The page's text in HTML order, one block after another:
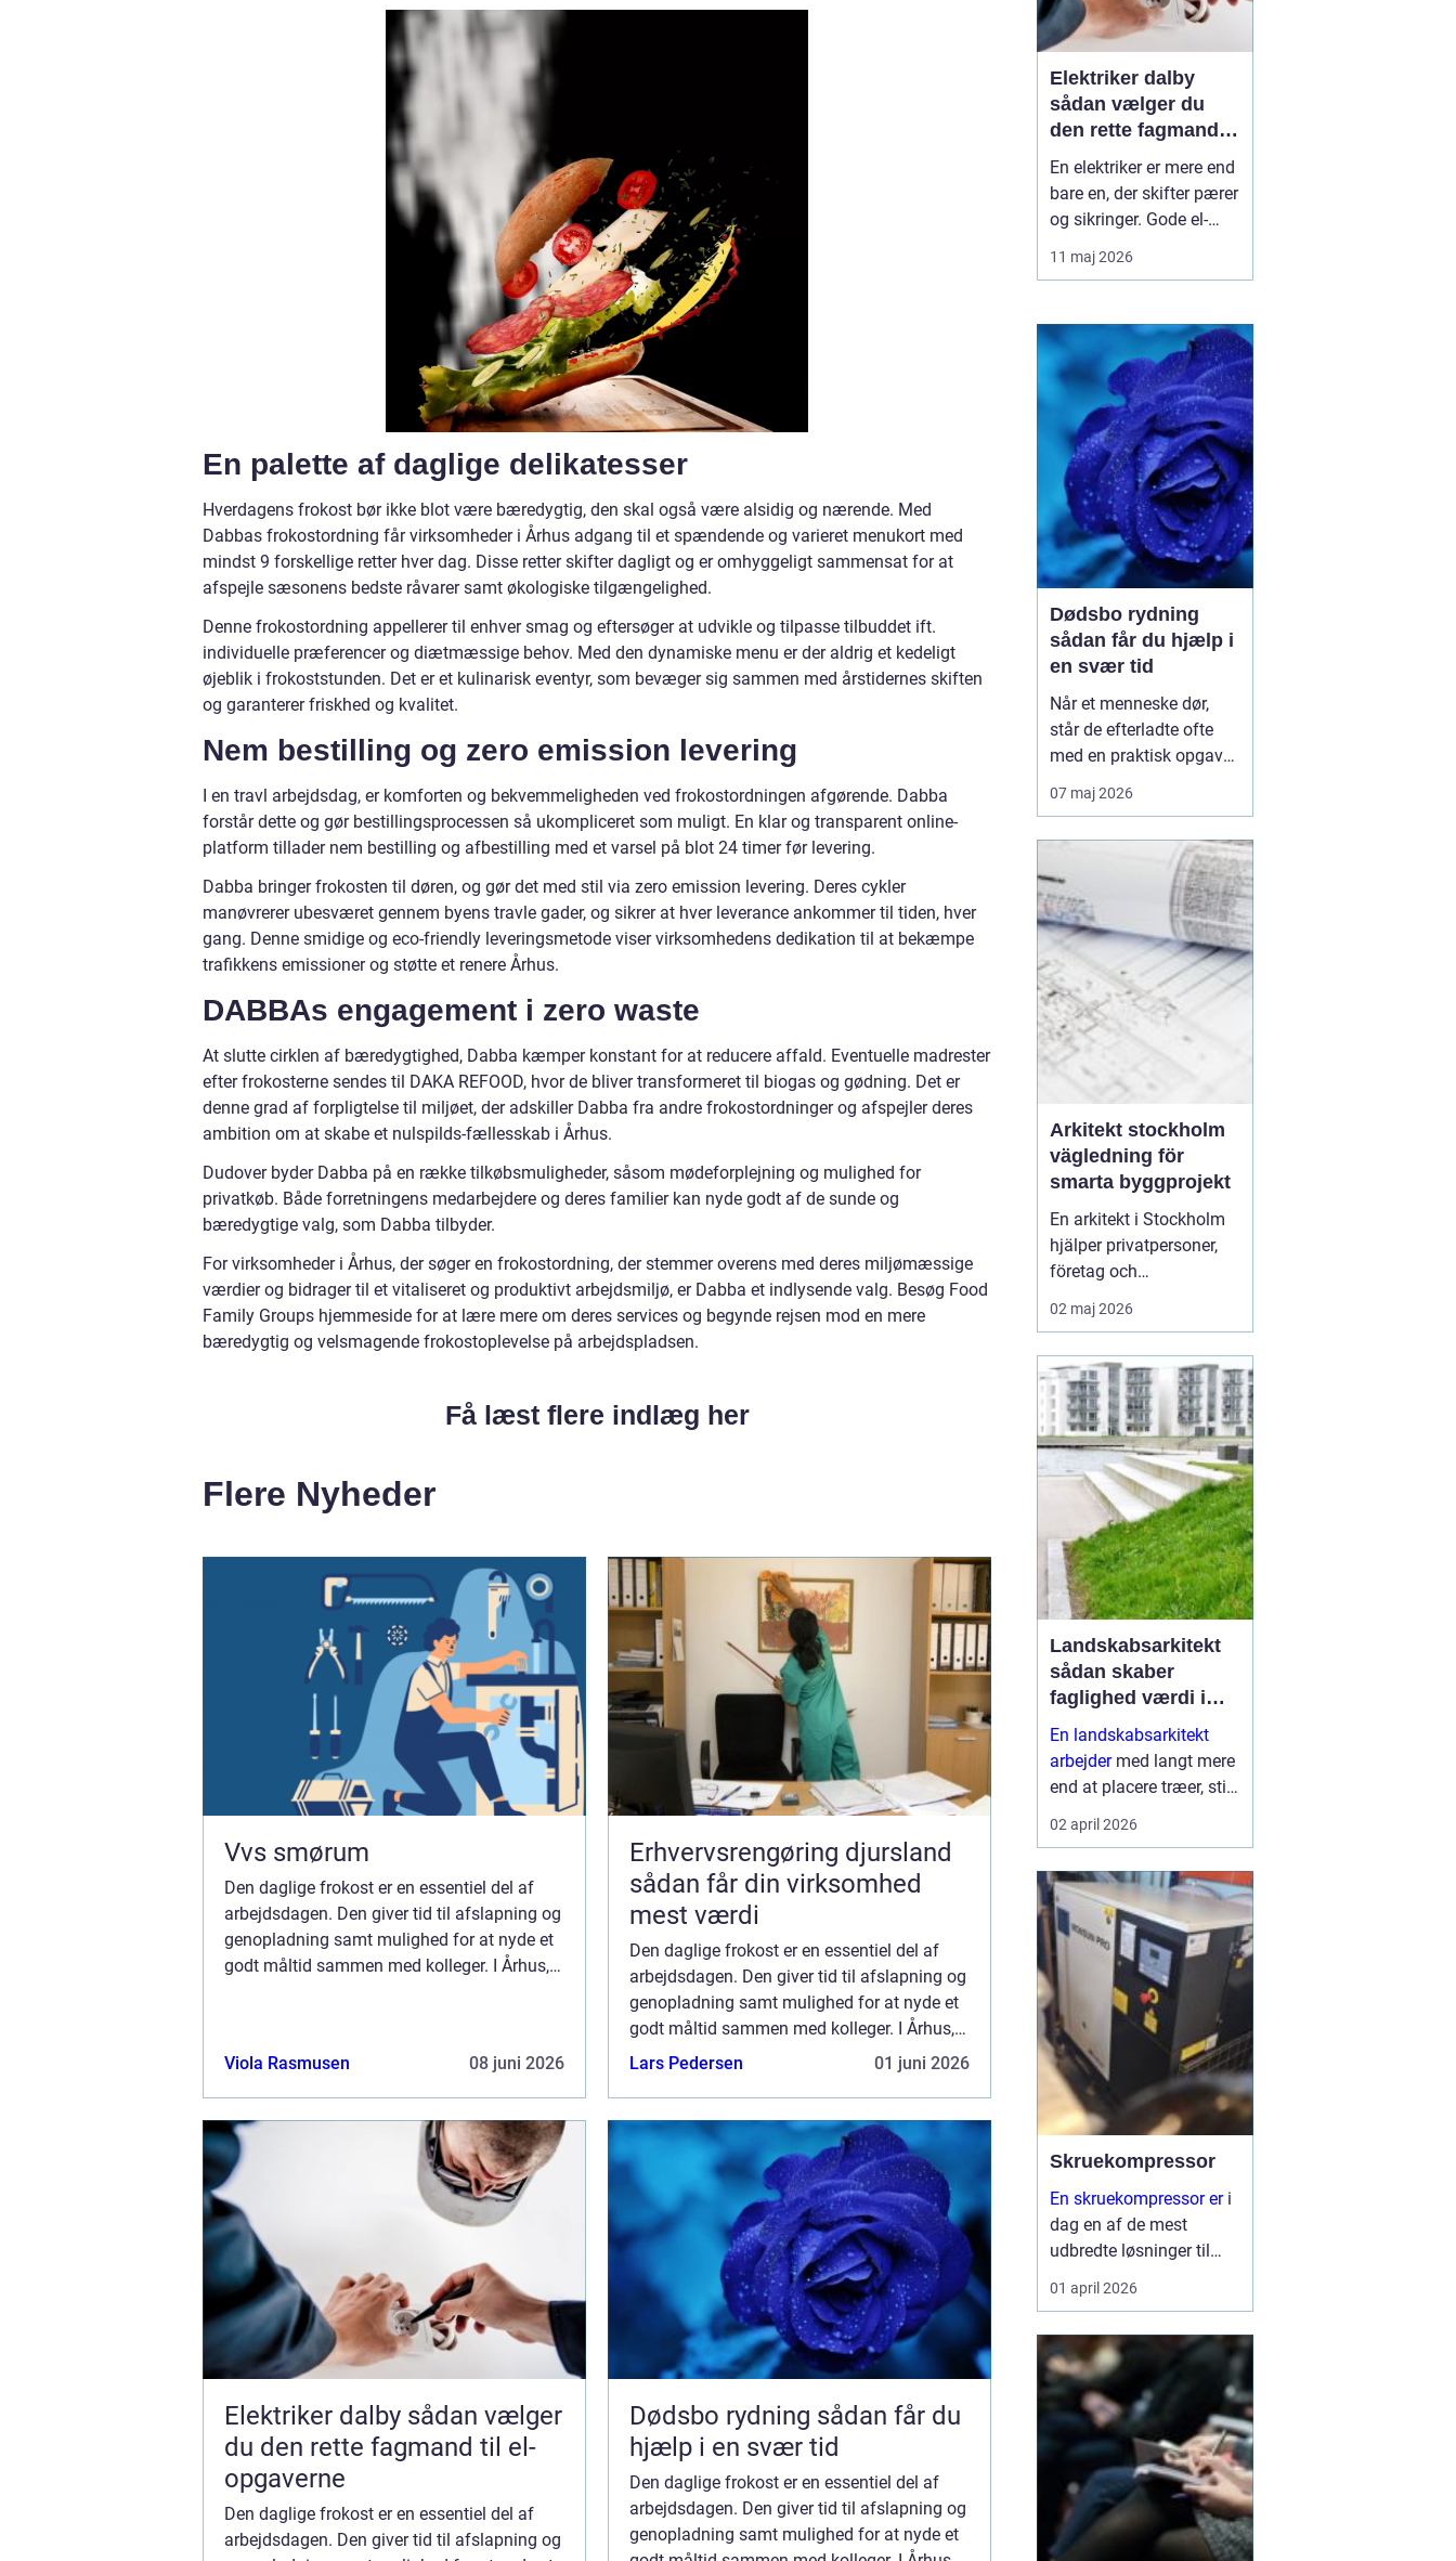
En palette af daglige delikatesser
Hverdagens frokost bør ikke blot være bæredygtig, den skal også være alsidig og nærende. Med
Dabbas frokostordning får virksomheder i Århus adgang til et spændende og varieret menukort med
mindst 9 forskellige retter hver dag. Disse retter skifter dagligt og er omhyggeligt sammensat for at
afspejle sæsonens bedste råvarer samt økologiske tilgængelighed.
Denne frokostordning appellerer til enhver smag og eftersøger at udvikle og tilpasse tilbuddet ift.
individuelle præferencer og diætmæssige behov. Med den dynamiske menu er der aldrig et kedeligt
øjeblik i frokoststunden. Det er et kulinarisk eventyr, som bevæger sig sammen med årstidernes skiften
og garanterer friskhed og kvalitet.
Nem bestilling og zero emission levering
I en travl arbejdsdag, er komforten og bekvemmeligheden ved frokostordningen afgørende. Dabba
forstår dette og gør bestillingsprocessen så ukompliceret som muligt. En klar og transparent online-
platform tillader nem bestilling og afbestilling med et varsel på blot 24 timer før levering.
Dabba bringer frokosten til døren, og gør det med stil via zero emission levering. Deres cykler
manøvrerer ubesværet gennem byens travle gader, og sikrer at hver leverance ankommer til tiden, hver
gang. Denne smidige og eco-friendly leveringsmetode viser virksomhedens dedikation til at bekæmpe
trafikkens emissioner og støtte et renere Århus.
DABBAs engagement i zero waste
At slutte cirklen af bæredygtighed, Dabba kæmper konstant for at reducere affald. Eventuelle madrester
efter frokosterne sendes til DAKA REFOOD, hvor de bliver transformeret til biogas og gødning. Det er
denne grad af forpligtelse til miljøet, der adskiller Dabba fra andre frokostordninger og afspejler deres
ambition om at skabe et nulspilds-fællesskab i Århus.
Dudover byder Dabba på en række tilkøbsmuligheder, såsom mødeforplejning og mulighed for
privatkøb. Både forretningens medarbejdere og deres familier kan nyde godt af de sunde og
bæredygtige valg, som Dabba tilbyder.
For virksomheder i Århus, der søger en frokostordning, der stemmer overens med deres miljømæssige
værdier og bidrager til et vitaliseret og produktivt arbejdsmiljø, er Dabba et indlysende valg. Besøg Food
Family Groups hjemmeside for at lære mere om deres services og begynde rejsen mod en mere
bæredygtig og velsmagende frokostoplevelse på arbejdspladsen.
Få læst flere indlæg her
Flere Nyheder
Vvs smørum
Den daglige frokost er en essentiel del af
arbejdsdagen. Den giver tid til afslapning og
genopladning samt mulighed for at nyde et
godt måltid sammen med kolleger. I Århus,
Viola Rasmusen 08 juni 2026
Erhvervsrengøring djursland
sådan får din virksomhed
mest værdi
Den daglige frokost er en essentiel del af
arbejdsdagen. Den giver tid til afslapning og
genopladning samt mulighed for at nyde et
godt måltid sammen med kolleger. I Århus,
Danmarks smilende by, har interessen for
Lars Pedersen 01 juni 2026
Elektriker dalby sådan vælger
du den rette fagmand til el-
opgaverne
Den daglige frokost er en essentiel del af
arbejdsdagen. Den giver tid til afslapning og
Dødsbo rydning sådan får du
hjælp i en svær tid
Den daglige frokost er en essentiel del af
arbejdsdagen. Den giver tid til afslapning og
genopladning samt mulighed for at nyde et
Elektriker dalby
sådan vælger du
den rette fagmand
til el-opgaverne
En elektriker er mere end
bare en, der skifter pærer
og sikringer. Gode el-
installationer handler om
sikkerhed, energiforbrug
Når du søger efter en
Elektriker dalby , handler
det derfor om ...
11 maj 2026
Dødsbo rydning
sådan får du hjælp i
en svær tid
Når et menneske dør,
står de efterladte ofte
med en praktisk opgave,
som kan føles både tung
og uoverskuelig: rydning
personlige ejendele og
minder fylder rummene,
samtidig med at der skal
tages stilling til økonomi,
arv og måske ...
07 maj 2026
Arkitekt stockholm
vägledning för
smarta byggprojekt
En arkitekt i Stockholm
hjälper privatpersoner,
företag och
fastighetsutvecklare att
skapa hållbara, vackra
Rollen handlar inte bara
om fasader och
planlösningar, utan
också om att tolka
platsen, lagen, ekonomin
och användar...
02 maj 2026
Landskabsarkitekt
sådan skaber
faglighed værdi i
uderum
En landskabsarkitekt
arbejdermed langt mere
end at placere træer, stier
og bede. Faget handler
om at forme uderum, der
hverdagen, er smukke at
se på og er robuste o...
02 april 2026
Skruekompressor
En skruekompressor eri
dag en af de mest
udbredte løsninger til
trykluft i industrien og
autobranchen. Den er
mange timer hver dag,
levere stabil luftmængde
og kræver rela...
01 april 2026